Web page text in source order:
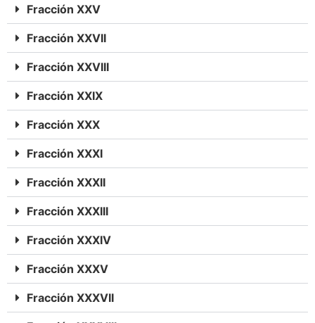
Fracción XXV
Fracción XXVII
Fracción XXVIII
Fracción XXIX
Fracción XXX
Fracción XXXI
Fracción XXXII
Fracción XXXIII
Fracción XXXIV
Fracción XXXV
Fracción XXXVII